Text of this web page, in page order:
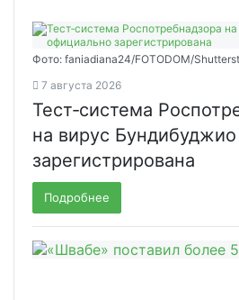
Фото: faniadiana24/FOTODOM/
7 августа 2026
Тест‑система
на вирус
зарегистрирована
Подробнее